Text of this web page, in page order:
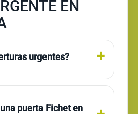
EN
urgentes?
puerta Fichet en